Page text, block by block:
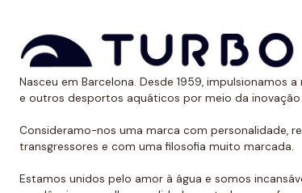
Nasceu em Barcelona. Desde 1959, impulsionamos
e outros desportos aquáticos por meio da
Consideramo-nos uma marca com personalidade,
transgressores e com uma filosofia muito marcada.
Estamos unidos pelo amor à água e somos